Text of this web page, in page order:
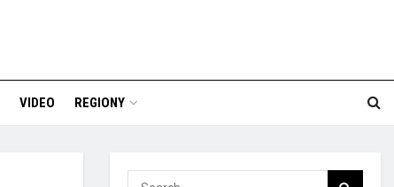
VIDEO REGIONY